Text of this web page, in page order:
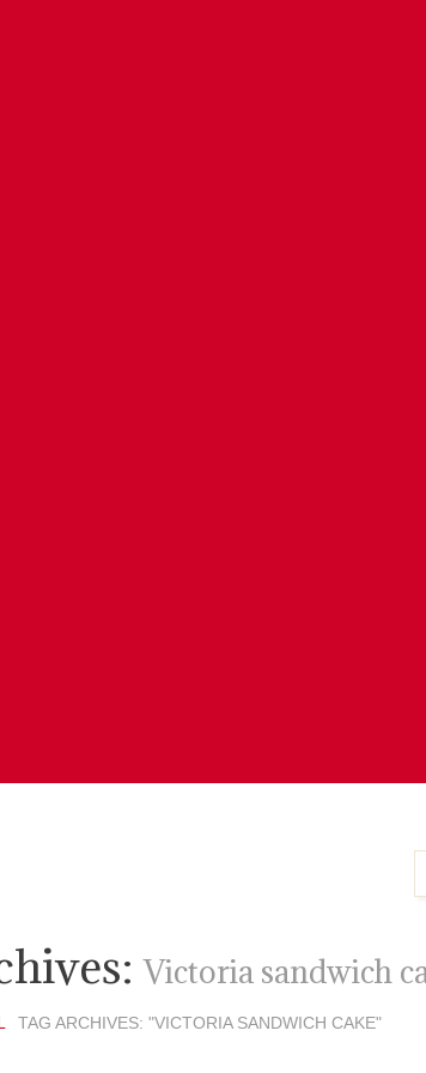
Victoria sandwich
TAG ARCHIVES: "VICTORIA SANDWICH CAKE"